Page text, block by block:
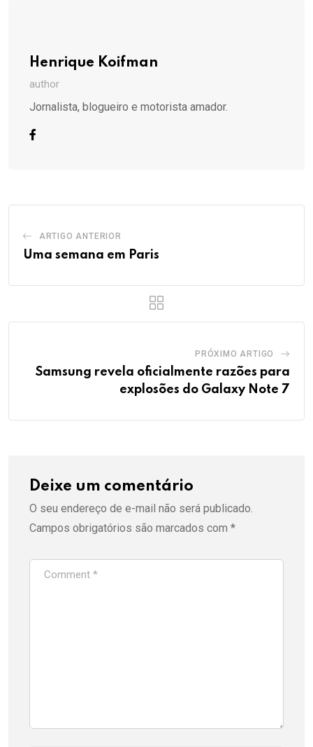
Henrique Koifman
author
Jornalista, blogueiro e motorista amador.
ARTIGO ANTERIOR
Uma semana em Paris
PRÓXIMO ARTIGO
Samsung revela oficialmente razões para
explosões do Galaxy Note 7
Deixe um comentário
O seu endereço de e-mail não será publicado.
Campos obrigatórios são marcados com *